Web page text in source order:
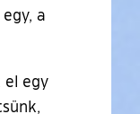
a
el egy